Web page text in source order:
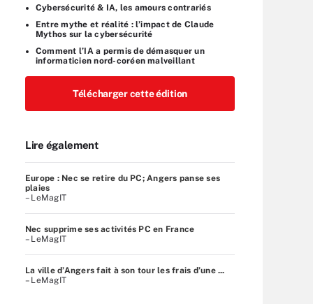
Cybersécurité & IA, les amours contrariés
Entre mythe et réalité : l’impact de Claude
Mythos sur la cybersécurité
Comment l’IA a permis de démasquer un
informaticien nord-coréen malveillant
Télécharger cette édition
Lire également
Europe : Nec se retire du PC; Angers panse ses
plaies
– LeMagIT
Nec supprime ses activités PC en France
– LeMagIT
La ville d’Angers fait à son tour les frais d’une ...
– LeMagIT